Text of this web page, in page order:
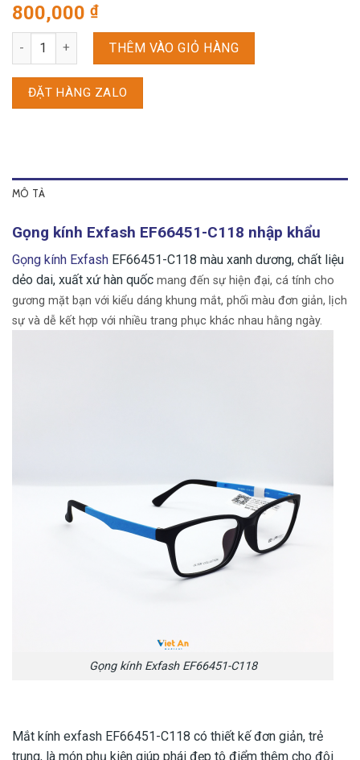
800,000 ₫
Gọng kính Exfash EF66451-C118 số lượng
THÊM VÀO GIỎ HÀNG
ĐẶT HÀNG ZALO
MÔ TẢ
Gọng kính Exfash EF66451-C118 nhập khẩu
Gọng kính Exfash EF66451-C118 màu xanh dương, chất liệu
dẻo dai, xuất xứ hàn quốc mang đến sự hiện đại, cá tính cho
gương mặt bạn với kiểu dáng khung mắt, phối màu đơn giản, lịch
sự và dễ kết hợp với nhiều trang phục khác nhau hằng ngày.
Gọng kính Exfash EF66451-C118
Mắt kính exfash EF66451-C118 có thiết kế đơn giản, trẻ
trung, là món phụ kiện giúp phái đẹp tô điểm thêm cho đôi